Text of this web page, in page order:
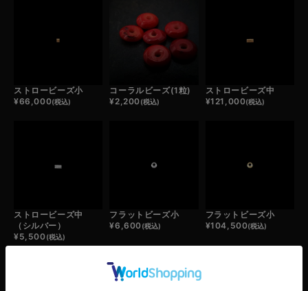
ストロービーズ小
¥66,000(税込)
コーラルビーズ(1粒)
¥2,200(税込)
ストロービーズ中
¥121,000(税込)
ストロービーズ中
（シルバー）
¥5,500(税込)
フラットビーズ小
¥6,600(税込)
フラットビーズ小
¥104,500(税込)